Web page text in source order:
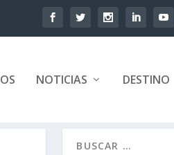
NOTICIAS DESTINO